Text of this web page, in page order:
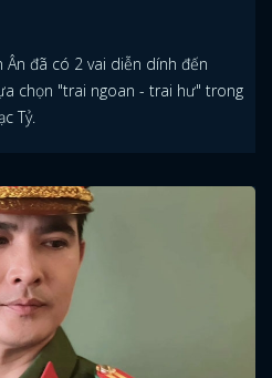
đã có 2 vai diễn dính đến
chọn "trai ngoan - trai hư" trong
Tỷ.